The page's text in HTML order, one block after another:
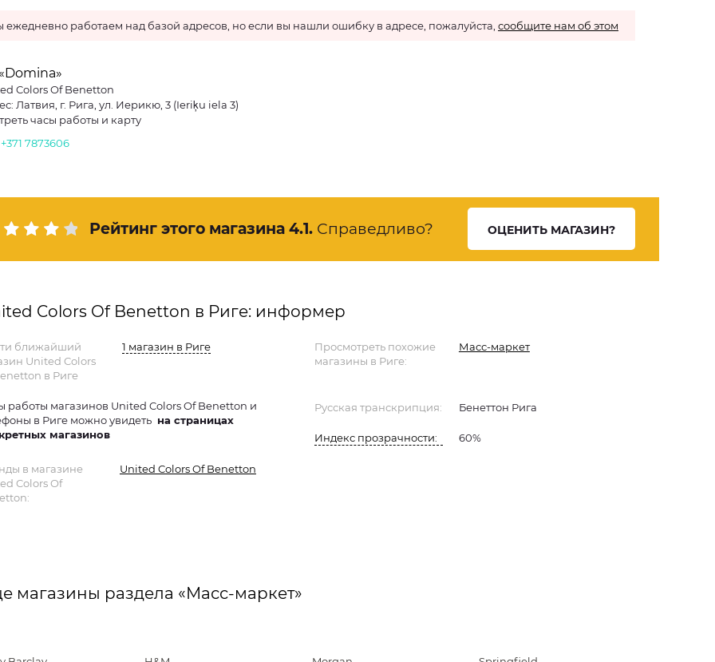
ежедневно работаем над базой адресов, но если вы нашли ошибку в адресе, пожалуйста, сообщите нам об этом
Colors Of Benetton
Латвия, г. Рига, ул. Иерикю, 3 (Ieriķu iela 3)
часы работы и карту
+371 7873606
Рейтинг этого магазина 4.1. Справедливо? ОЦЕНИТЬ МАГАЗИН?
Colors Of Benetton в Риге: информер
ближайший
United Colors
в Риге
1 магазин в Риге
работы магазинов United Colors Of Benetton и
в Риге можно увидеть на страницах
магазинов
Просмотреть похожие
магазины в Риге:
Масс-маркет
Русская транскрипция: Бенеттон Рига
Индекс прозрачности: 60%
в магазине
Colors Of
United Colors Of Benetton
магазины раздела «Масс-маркет»